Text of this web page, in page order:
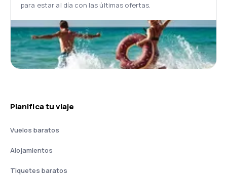
para estar al día con las últimas ofertas.
Planifica tu viaje
Vuelos baratos
Alojamientos
Tiquetes baratos